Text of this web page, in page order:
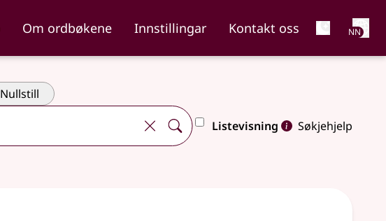
Om ordbøkene Innstillingar Kontakt oss NN
Nullstill
Listevisning Søkjehjelp